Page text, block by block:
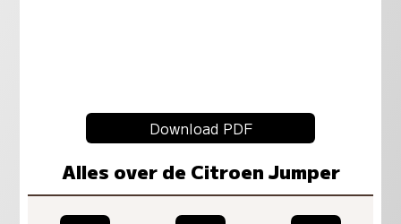
Download PDF
Alles over de Citroen Jumper